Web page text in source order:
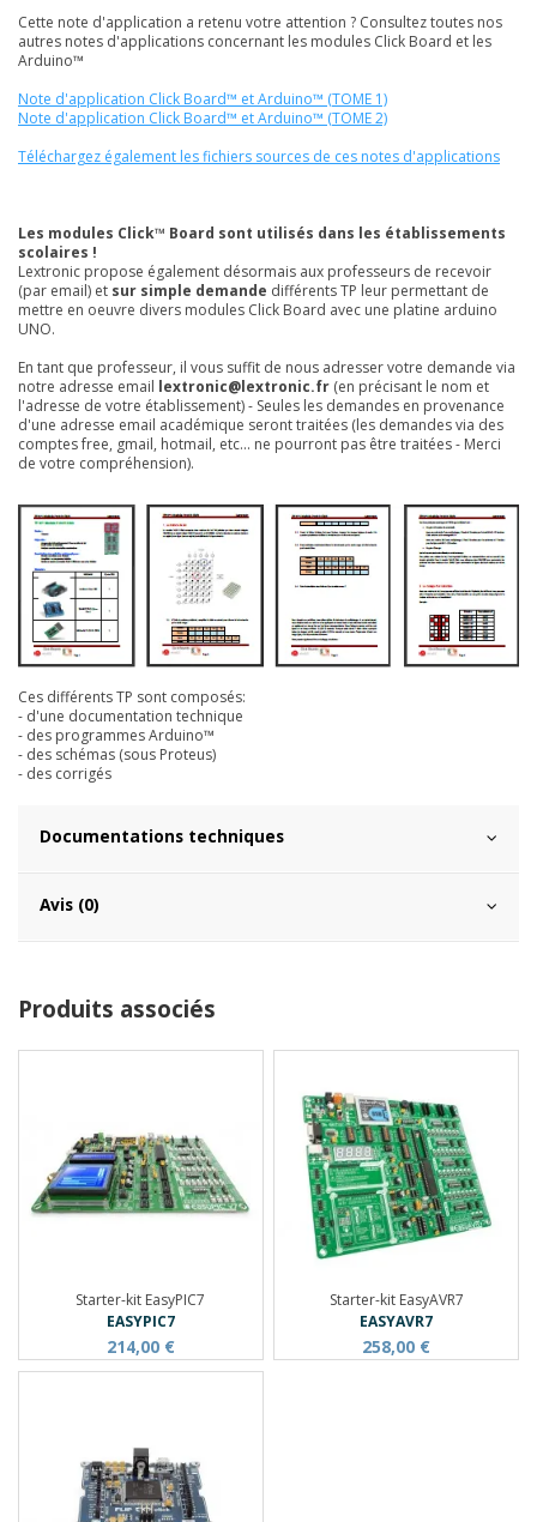
Cette note d'application a retenu votre attention ? Consultez toutes nos
autres notes d'applications concernant les modules Click Board et les
Arduino™
Note d'application Click Board™ et Arduino™ (TOME 1)
Note d'application Click Board™ et Arduino™ (TOME 2)
Téléchargez également les fichiers sources de ces notes d'applications
Les modules Click™ Board sont utilisés dans les établissements
scolaires !
Lextronic propose également désormais aux professeurs de recevoir
(par email) et sur simple demande différents TP leur permettant de
mettre en oeuvre divers modules Click Board avec une platine arduino
UNO.
En tant que professeur, il vous suffit de nous adresser votre demande via
notre adresse email lextronic@lextronic.fr (en précisant le nom et
l'adresse de votre établissement) - Seules les demandes en provenance
d'une adresse email académique seront traitées (les demandes via des
comptes free, gmail, hotmail, etc... ne pourront pas être traitées - Merci
de votre compréhension).
Ces différents TP sont composés:
- d'une documentation technique
- des programmes Arduino™
- des schémas (sous Proteus)
- des corrigés
Documentations techniques
Avis (0)
Produits associés
Starter-kit EasyPIC7
EASYPIC7
214,00 €
Starter-kit EasyAVR7
EASYAVR7
258,00 €